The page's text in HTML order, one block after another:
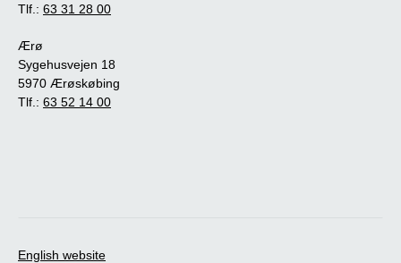
Tlf.: 63 31 28 00
Ærø
Sygehusvejen 18
5970 Ærøskøbing
Tlf.: 63 52 14 00
English website